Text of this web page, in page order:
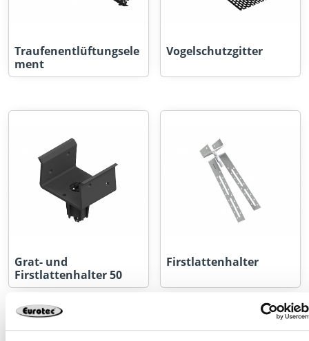
Traufenentlüftungsele
ment
Vogelschutzgitter
Grat- und
Firstlattenhalter 50
Firstlattenhalter